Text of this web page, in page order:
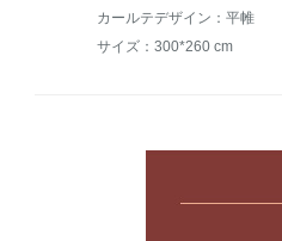
カールテデザイン：平帷
サイズ：300*260 cm